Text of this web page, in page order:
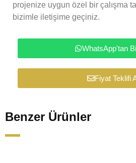
projenize uygun özel bir çalışma
bizimle iletişime geçiniz.
WhatsApp'tan
Fiyat Teklifi
Benzer Ürünler